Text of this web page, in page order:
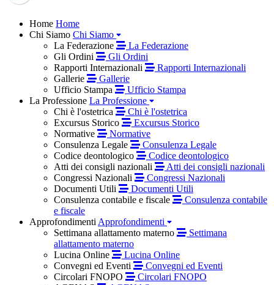
Home Home
Chi Siamo Chi Siamo
La Federazione
La Federazione
Gli Ordini
Gli Ordini
Rapporti Internazionali
Rapporti Internazionali
Gallerie
Gallerie
Ufficio Stampa
Ufficio Stampa
La Professione La Professione
Chi è l'ostetrica
Chi è l'ostetrica
Excursus Storico
Excursus Storico
Normative
Normative
Consulenza Legale
Consulenza Legale
Codice deontologico
Codice deontologico
Atti dei consigli nazionali
Atti dei consigli nazionali
Congressi Nazionali
Congressi Nazionali
Documenti Utili
Documenti Utili
Consulenza contabile e fiscale
Consulenza contabile
e fiscale
Approfondimenti Approfondimenti
Settimana allattamento materno
Settimana
allattamento materno
Lucina Online
Lucina Online
Convegni ed Eventi
Convegni ed Eventi
Circolari FNOPO
Circolari FNOPO